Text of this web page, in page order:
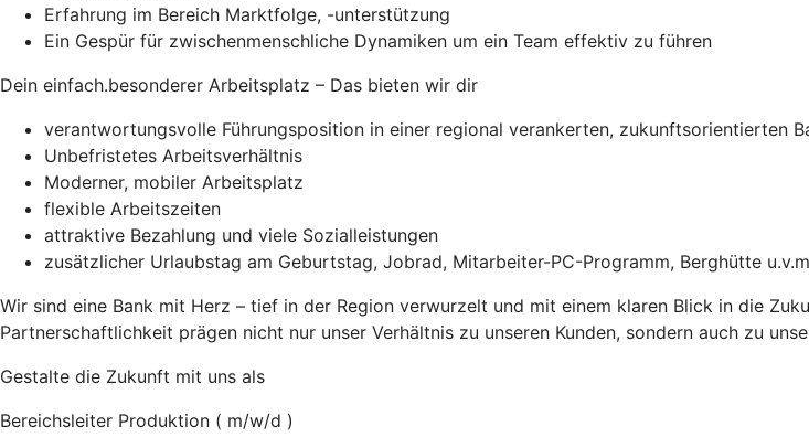
Erfahrung im Bereich Marktfolge, -unterstützung
Ein Gespür für zwischenmenschliche Dynamiken um ein Team effektiv zu führen
Dein einfach.besonderer Arbeitsplatz – Das bieten wir dir
verantwortungsvolle Führungsposition in einer regional verankerten, zukunftsorientierten
Unbefristetes Arbeitsverhältnis
Moderner, mobiler Arbeitsplatz
flexible Arbeitszeiten
attraktive Bezahlung und viele Sozialleistungen
zusätzlicher Urlaubstag am Geburtstag, Jobrad, Mitarbeiter-PC-Programm, Berghütte
Wir sind eine Bank mit Herz – tief in der Region verwurzelt und mit einem klaren Blick in die
Partnerschaftlichkeit prägen nicht nur unser Verhältnis zu unseren Kunden, sondern auch zu
Gestalte die Zukunft mit uns als
Bereichsleiter Produktion ( m/w/d )